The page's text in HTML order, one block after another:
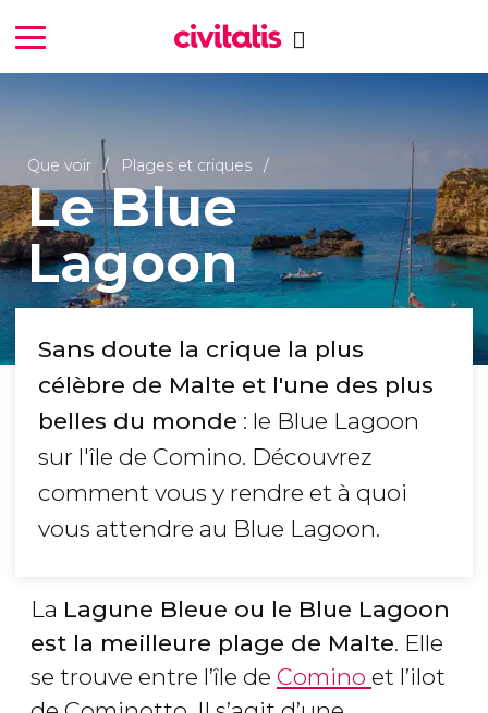
Que voir Plages et criques
Le Blue
Lagoon
Sans doute la crique la plus
célèbre de Malte et l'une des plus
belles du monde : le Blue Lagoon
sur l'île de Comino. Découvrez
comment vous y rendre et à quoi
vous attendre au Blue Lagoon.
La Lagune Bleue ou le Blue Lagoon
est la meilleure plage de Malte. Elle
se trouve entre l’île de Comino et l’ilot